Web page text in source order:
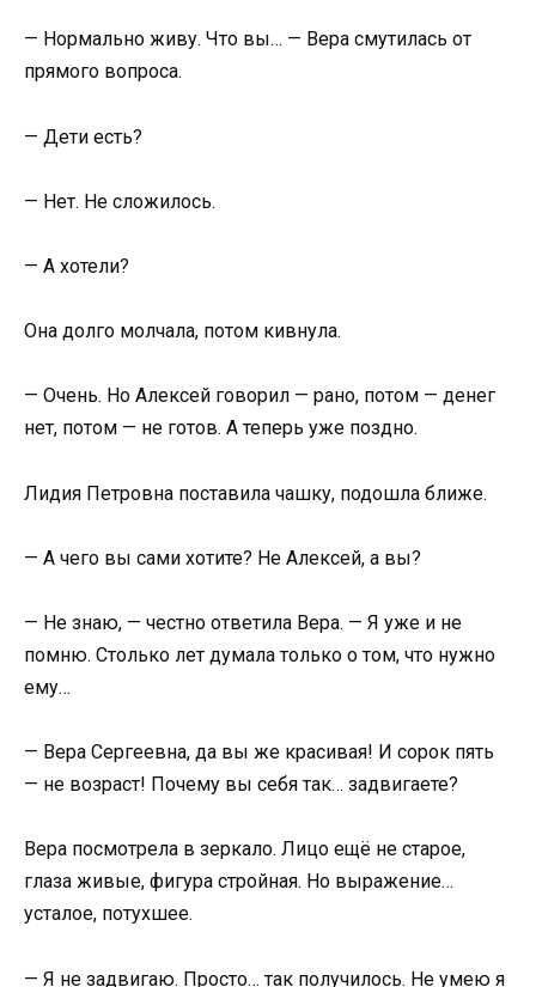
— Нормально живу. Что вы… — Вера смутилась от
прямого вопроса.
— Дети есть?
— Нет. Не сложилось.
— А хотели?
Она долго молчала, потом кивнула.
— Очень. Но Алексей говорил — рано, потом — денег
нет, потом — не готов. А теперь уже поздно.
Лидия Петровна поставила чашку, подошла ближе.
— А чего вы сами хотите? Не Алексей, а вы?
— Не знаю, — честно ответила Вера. — Я уже и не
помню. Столько лет думала только о том, что нужно
ему…
— Вера Сергеевна, да вы же красивая! И сорок пять
— не возраст! Почему вы себя так… задвигаете?
Вера посмотрела в зеркало. Лицо ещё не старое,
глаза живые, фигура стройная. Но выражение…
усталое, потухшее.
— Я не задвигаю. Просто… так получилось. Не умею я